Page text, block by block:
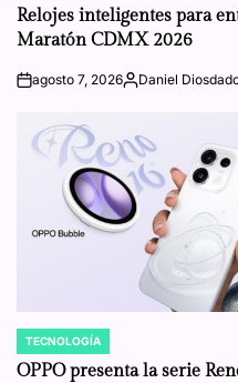
IN
Relojes inteligentes para
Maratón CDMX 2026
onagosto 7, 2026Posted
Daniel
POSTED
IN
TECNOLOGÍA
OPPO presenta la serie